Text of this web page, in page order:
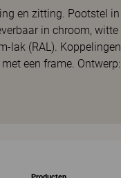
en zitting. Pootstel in
in chroom, witte
lak (RAL). Koppelingen
een frame. Ontwerp: